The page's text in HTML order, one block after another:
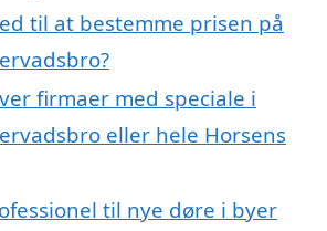
til at bestemme prisen på
firmaer med speciale i
eller hele Horsens
til nye døre i byer